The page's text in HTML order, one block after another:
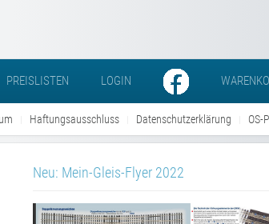
PREISLISTEN LOGIN
Haftungsausschluss Datenschutzerklärung OS-
Neu: Mein-Gleis-Flyer 2022